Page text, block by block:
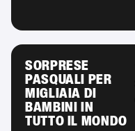
SORPRESE
PASQUALI PER
MIGLIAIA DI
BAMBINI IN
TUTTO IL MONDO